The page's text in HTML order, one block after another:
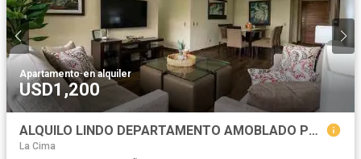
Apartamento·en alquiler
USD1,200
ALQUILO LINDO DEPARTAMENTO AMOBLADO POR MESES CERCA LARCOMAR CON GASTOS INCLUIDOS
La Cima